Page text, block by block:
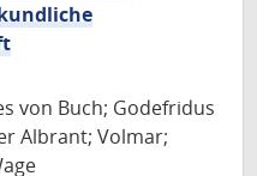
von Buch; Godefridus
Albrant; Volmar;